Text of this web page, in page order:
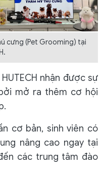
cưng (Pet Grooming) tại
nhận được sự
mở ra thêm cơ hội
cơ bản, sinh viên có
nâng cao ngay tại
các trung tâm đào